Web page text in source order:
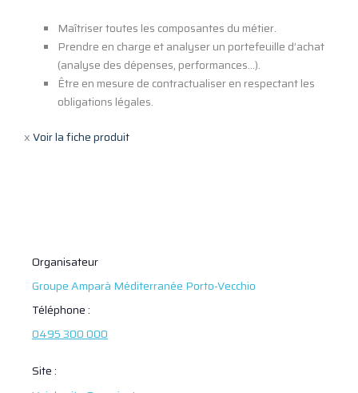
Maîtriser toutes les composantes du métier.
Prendre en charge et analyser un portefeuille d’achat
(analyse des dépenses, performances…).
Être en mesure de contractualiser en respectant les
obligations légales.
xVoir la fiche produit
Organisateur
Groupe Amparà Méditerranée Porto-Vecchio
Téléphone :
0495 300 000
Site :